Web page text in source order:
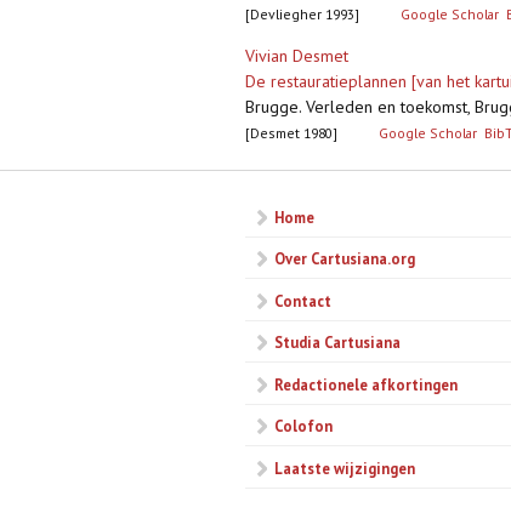
[Devliegher 1993] Google Scholar
Vivian Desmet
De restauratieplannen [van het
Brugge. Verleden en toekomst,
[Desmet 1980] Google Scholar
Home
Over Cartusiana.org
Contact
Studia Cartusiana
Redactionele afkortingen
Colofon
Laatste wijzigingen